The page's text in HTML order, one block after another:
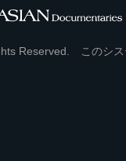
Reserved. このシス